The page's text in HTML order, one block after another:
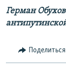
Герман
Поделиться